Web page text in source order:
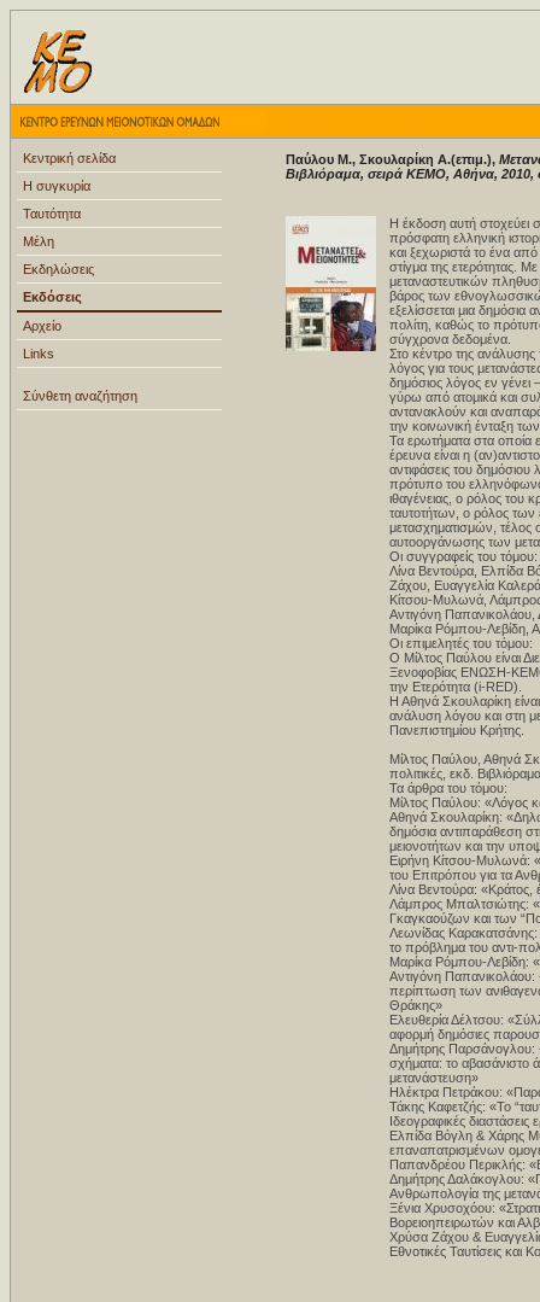
Κεντρική σελίδα
Η συγκυρία
Ταυτότητα
Μέλη
Εκδηλώσεις
Εκδόσεις
Αρχείο
Links
Σύνθετη αναζήτηση
Παύλου Μ., Σκουλαρίκη Α.(επιμ.),
Βιβλιόραμα, σειρά ΚΕΜΟ, Αθήνα, 2010,
Η έκδοση αυτή στοχεύει
πρόσφατη ελληνική
και ξεχωριστά το ένα
στίγμα της ετερότητας.
μεταναστευτικών
βάρος των
εξελίσσεται μια δημόσια
πολίτη, καθώς το πρότυπο
σύγχρονα δεδομένα.
Στο κέντρο της ανάλυσης
λόγος για τους
δημόσιος λόγος εν γένει
γύρω από ατομικά και
αντανακλούν και
την κοινωνική ένταξη
Τα ερωτήματα στα οποία
έρευνα είναι η
αντιφάσεις του
πρότυπο του
ιθαγένειας, ο ρόλος του
ταυτοτήτων, ο ρόλος
μετασχηματισμών, τέλος
αυτοοργάνωσης των
Οι συγγραφείς του τόμου:
Λίνα Βεντούρα, Ελπίδα
Ζάχου, Ευαγγελία
Κίτσου-Μυλωνά,
Αντιγόνη
Μαρίκα Ρόμπου-Λεβίδη,
Οι επιμελητές του τόμου:
Ο Μίλτος Παύλου είναι
Ξενοφοβίας ΕΝΩΣΗ-ΚΕΜΟ/
την Ετερότητα (i-RED).
Η Αθηνά Σκουλαρίκη
ανάλυση λόγου και στη
Πανεπιστημίου Κρήτης.
Μίλτος Παύλου, Αθηνά
πολιτικές, εκδ.
Τα άρθρα του τόμου:
Μίλτος Παύλου: «Λόγος
Αθηνά Σκουλαρίκη:
δημόσια αντιπαράθεση
μειονοτήτων και την
Ειρήνη Κίτσου-Μυλωνά:
του Επιτρόπου για τα
Λίνα Βεντούρα: «Κράτος,
Λάμπρος Μπαλτσιώτης:
Γκαγκαούζων και των
Λεωνίδας Καρακατσάνης:
το πρόβλημα του αντι-
Μαρίκα Ρόμπου-Λεβίδη:
Αντιγόνη Παπανικολάου:
περίπτωση των
Θράκης»
Ελευθερία Δέλτσου:
αφορμή δημόσιες
Δημήτρης Παρσάνογλου:
σχήματα: το αβασάνιστο
μετανάστευση»
Ηλέκτρα Πετράκου:
Τάκης Καφετζής: «Το
Ιδεογραφικές
Ελπίδα Βόγλη & Χάρης
επαναπατρισμένων
Παπανδρέου Περικλής:
Δημήτρης Δαλάκογλου:
Ανθρωπολογία της
Ξένια Χρυσοχόου:
Βορειοηπειρωτών και
Χρύσα Ζάχου &
Εθνοτικές Ταυτίσεις και